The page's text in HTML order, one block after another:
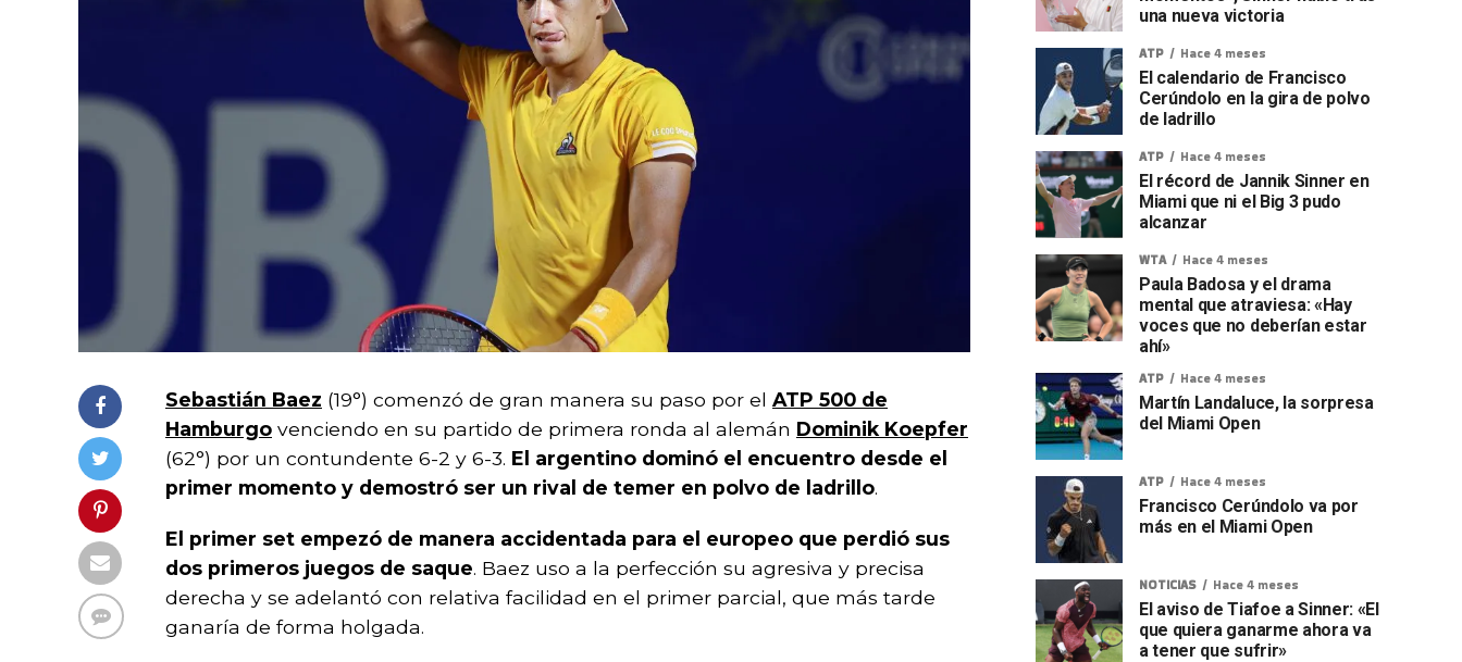
Sebastián Baez (19°) comenzó de gran manera su paso por el ATP 500 de
Hamburgo venciendo en su partido de primera ronda al alemán Dominik Koepfer
(62°) por un contundente 6-2 y 6-3. El argentino dominó el encuentro desde el
primer momento y demostró ser un rival de temer en polvo de ladrillo.
El primer set empezó de manera accidentada para el europeo que perdió sus
dos primeros juegos de saque. Baez uso a la perfección su agresiva y precisa
derecha y se adelantó con relativa facilidad en el primer parcial, que más tarde
ganaría de forma holgada.
una nueva victoria
ATP Hace 4 meses
El calendario de Francisco
Cerúndolo en la gira de polvo
de ladrillo
ATP Hace 4 meses
El récord de Jannik Sinner en
Miami que ni el Big 3 pudo
alcanzar
WTA Hace 4 meses
Paula Badosa y el drama
mental que atraviesa: «Hay
voces que no deberían estar
ahí»
ATP Hace 4 meses
Martín Landaluce, la sorpresa
del Miami Open
ATP Hace 4 meses
Francisco Cerúndolo va por
más en el Miami Open
NOTICIAS Hace 4 meses
El aviso de Tiafoe a Sinner: «El
que quiera ganarme ahora va
a tener que sufrir»